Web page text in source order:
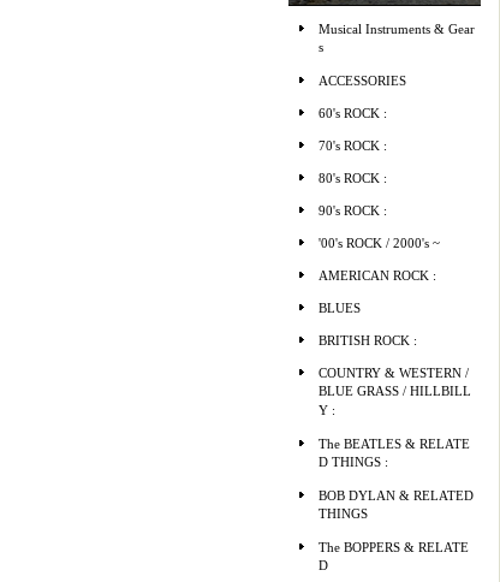
Musical Instruments & Gear
s
ACCESSORIES
60's ROCK :
70's ROCK :
80's ROCK :
90's ROCK :
'00's ROCK / 2000's ~
AMERICAN ROCK :
BLUES
BRITISH ROCK :
COUNTRY & WESTERN /
BLUE GRASS / HILLBILL
Y :
The BEATLES & RELATE
D THINGS :
BOB DYLAN & RELATED
THINGS
The BOPPERS & RELATE
D